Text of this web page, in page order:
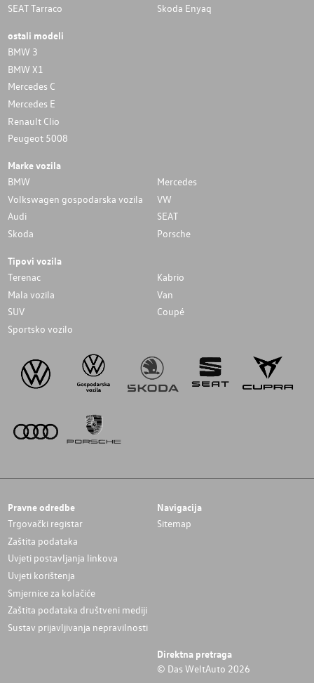
SEAT Tarraco
Skoda Enyaq
ostali modeli
BMW 3
BMW X1
Mercedes C
Mercedes E
Renault Clio
Peugeot 5008
Marke vozila
BMW
Mercedes
Volkswagen gospodarska vozila
VW
Audi
SEAT
Skoda
Porsche
Tipovi vozila
Terenac
Kabrio
Mala vozila
Van
SUV
Coupé
Sportsko vozilo
Pravne odredbe
Trgovački registar
Zaštita podataka
Uvjeti postavljanja linkova
Uvjeti korištenja
Smjernice za kolačiće
Zaštita podataka društveni mediji
Sustav prijavljivanja nepravilnosti
Navigacija
Sitemap
Direktna pretraga
© Das WeltAuto 2026